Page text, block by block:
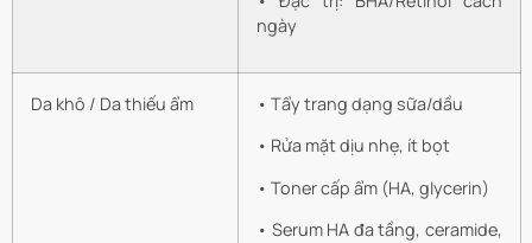
ngày
Da khô / Da thiếu ẩm
• Tẩy trang dạng sữa/dầu
• Rửa mặt dịu nhẹ, ít bọt
• Toner cấp ẩm (HA, glycerin)
• Serum HA đa tầng, ceramide,